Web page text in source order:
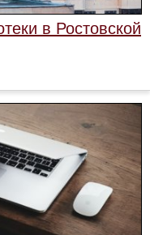
в Ростовской